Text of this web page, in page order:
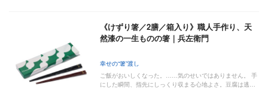
《けずり箸／2膳／箱入り》職人手作り、天
然漆の一生ものの箸｜兵左衛門
幸せの“箸”渡し
ご飯がおいしくなった。……気のせいではありません。 手
にした瞬間、指先にしっくり収まる心地よさ。豆腐は逃…